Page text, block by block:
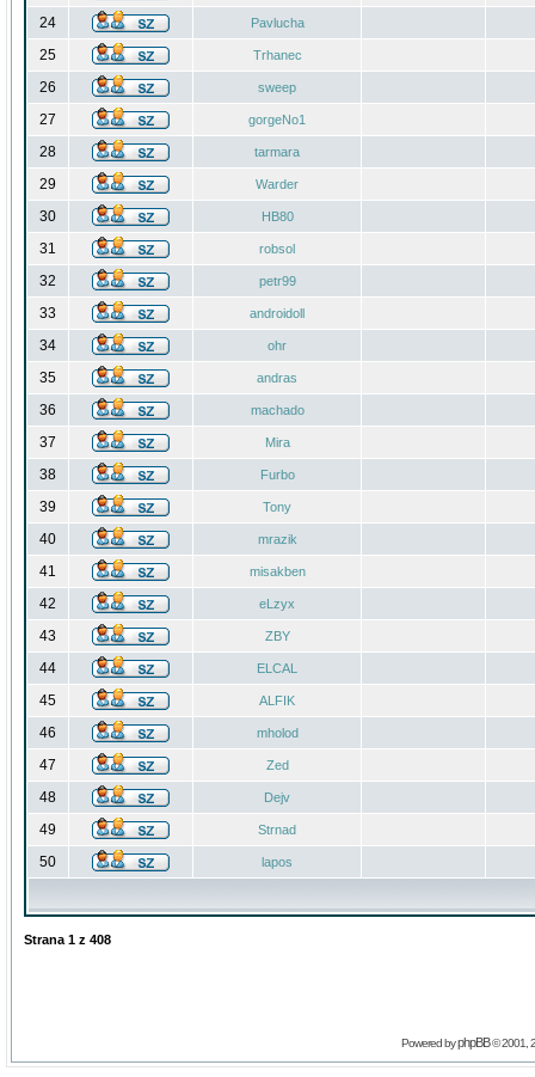
24 Pavlucha
25 Trhanec
26 sweep
27 gorgeNo1
28 tarmara
29 Warder
30 HB80
31 robsol
32 petr99
33 androidoll
34 ohr
35 andras
36 machado
37 Mira
38 Furbo
39 Tony
40 mrazik
41 misakben
42 eLzyx
43 ZBY
44 ELCAL
45 ALFIK
46 mholod
47 Zed
48 Dejv
49 Strnad
50 lapos
Strana 1 z 408
Powered byphpBB© 2001,